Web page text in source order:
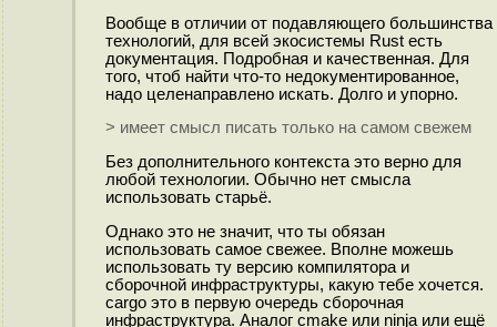
Вообще в отличии от подавляющего большинства
технологий, для всей экосистемы Rust есть
документация. Подробная и качественная. Для
того, чтоб найти что-то недокументированное,
надо целенаправлено искать. Долго и упорно.
> имеет смысл писать только на самом свежем
Без дополнительного контекста это верно для
любой технологии. Обычно нет смысла
использовать старьё.
Однако это не значит, что ты обязан
использовать самое свежее. Вполне можешь
использовать ту версию компилятора и
сборочной инфраструктуры, какую тебе хочется.
cargo это в первую очередь сборочная
инфраструктура. Аналог cmake или ninja или ещё